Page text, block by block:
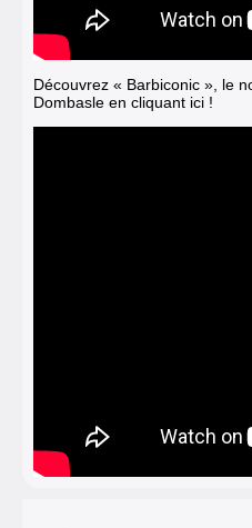
Découvrez « Barbiconic », le
Dombasle en cliquant ici !